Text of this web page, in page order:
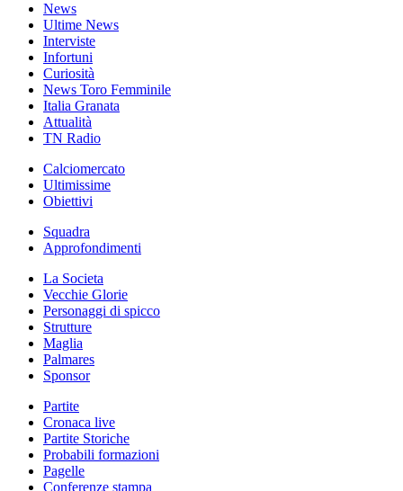
News
Ultime News
Interviste
Infortuni
Curiosità
News Toro Femminile
Italia Granata
Attualità
TN Radio
Calciomercato
Ultimissime
Obiettivi
Squadra
Approfondimenti
La Societa
Vecchie Glorie
Personaggi di spicco
Strutture
Maglia
Palmares
Sponsor
Partite
Cronaca live
Partite Storiche
Probabili formazioni
Pagelle
Conferenze stampa